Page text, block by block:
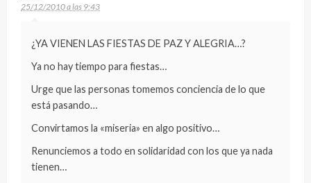
25/12/2010 a las 9:43
¿YA VIENEN LAS FIESTAS DE PAZ Y ALEGRIA…?
Ya no hay tiempo para fiestas…
Urge que las personas tomemos conciencia de lo que
está pasando…
Convirtamos la «miseria» en algo positivo…
Renunciemos a todo en solidaridad con los que ya nada
tienen…